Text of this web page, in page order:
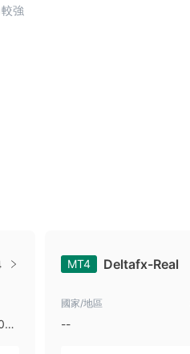
強
MT4 Deltafx-Real
國家/地區
--